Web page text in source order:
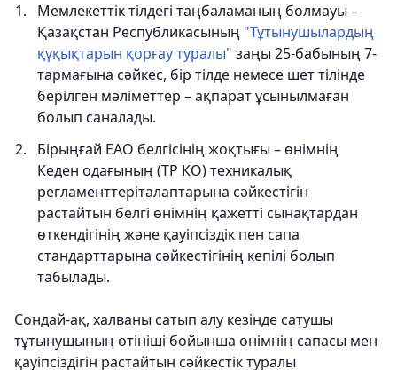
Мемлекеттік тілдегі таңбаламаның болмауы –
Қазақстан Республикасының "Тұтынушылардың
құқықтарын қорғау туралы" заңы 25-бабының 7-
тармағына сәйкес, бір тілде немесе шет тілінде
берілген мәліметтер – ақпарат ұсынылмаған
болып саналады.
Бірыңғай ЕАО белгісінің жоқтығы – өнімнің
Кеден одағының (ТР КО) техникалық
регламенттеріталаптарына сәйкестігін
растайтын белгі өнімнің қажетті сынақтардан
өткендігінің және қауіпсіздік пен сапа
стандарттарына сәйкестігінің кепілі болып
табылады.
Сондай-ақ, халваны сатып алу кезінде сатушы
тұтынушының өтініші бойынша өнімнің сапасы мен
қауіпсіздігін растайтын сәйкестік туралы